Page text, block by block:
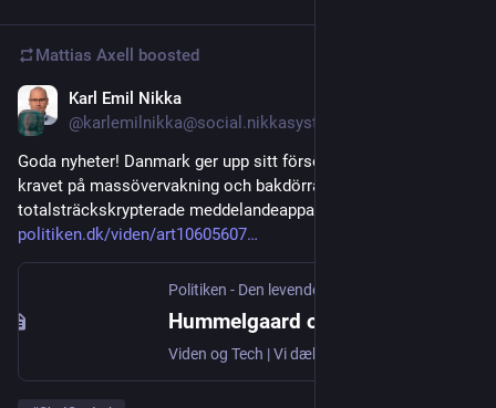
Mattias Axell boosted
Karl Emil Nikka
Goda nyheter! Danmark ger upp sitt försök att få igenom
kravet på massövervakning och bakdörrar i
totalsträckskrypterade meddelandeappar!
politiken.dk/viden/art10605607
Politiken - Den levende avis